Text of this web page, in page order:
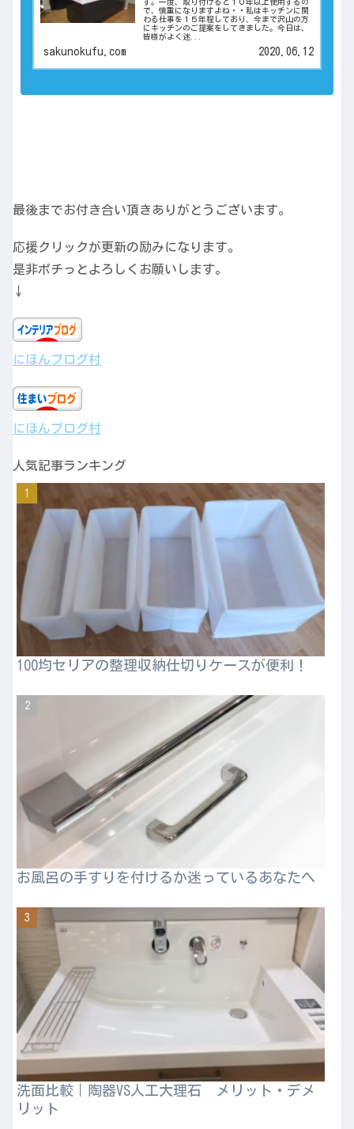
す。一度、取り付けると１０年以上使用するの
で、慎重になりますよね・・私はキッチンに関
わる仕事を１５年程しており、今まで沢山の方
にキッチンのご提案をしてきました。今日は、
皆様がよく迷...
sakunokufu.com 2020.06.12
最後までお付き合い頂きありがとうございます。
応援クリックが更新の励みになります。
是非ポチっとよろしくお願いします。
↓
にほんブログ村
にほんブログ村
人気記事ランキング
100均セリアの整理収納仕切りケースが便利！
お風呂の手すりを付けるか迷っているあなたへ
洗面比較｜陶器VS人工大理石 メリット・デメ
リット